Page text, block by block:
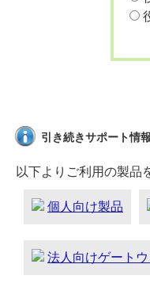
引き続きサポート情
以下よりご利用の製品
個人向け製品
法人向けゲート